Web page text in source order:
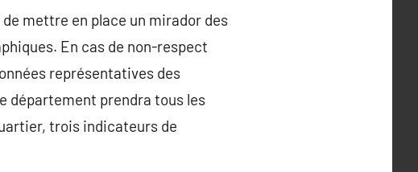
mettre en place un mirador des
En cas de non-respect
représentatives des
département prendra tous les
trois indicateurs de